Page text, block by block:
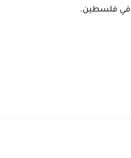
في فلسطين.